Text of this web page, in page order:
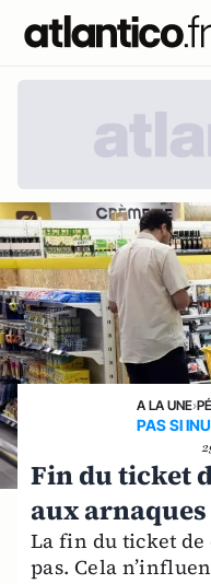
A LA UNE›
PAS SI
Fin du ticket
aux arnaques
La fin du ticket de
pas. Cela